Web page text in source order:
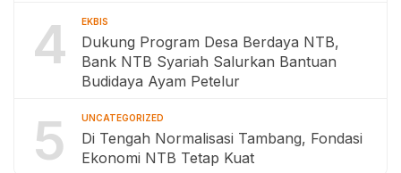
4 EKBIS
Dukung Program Desa Berdaya NTB,
Bank NTB Syariah Salurkan Bantuan
Budidaya Ayam Petelur
5 UNCATEGORIZED
Di Tengah Normalisasi Tambang, Fondasi
Ekonomi NTB Tetap Kuat